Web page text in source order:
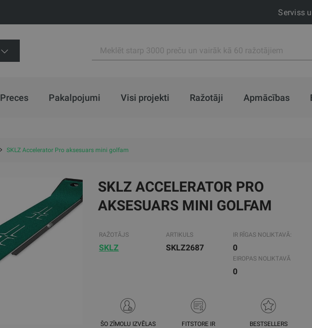
Serviss
Preces Pakalpojumi Visi projekti Ražotāji Apmācības
SKLZ Accelerator Pro aksesuars mini golfam
SKLZ ACCELERATOR PRO
AKSESUARS MINI GOLFAM
RAŽOTĀJS
SKLZ
ARTIKULS
SKLZ2687
IR RĪGAS NOLIKTAVĀ:
0
EIROPAS NOLIKTAVĀ
0
ŠO ZĪMOLU IZVĒLAS
FITSTORE IR
BESTSELLERS